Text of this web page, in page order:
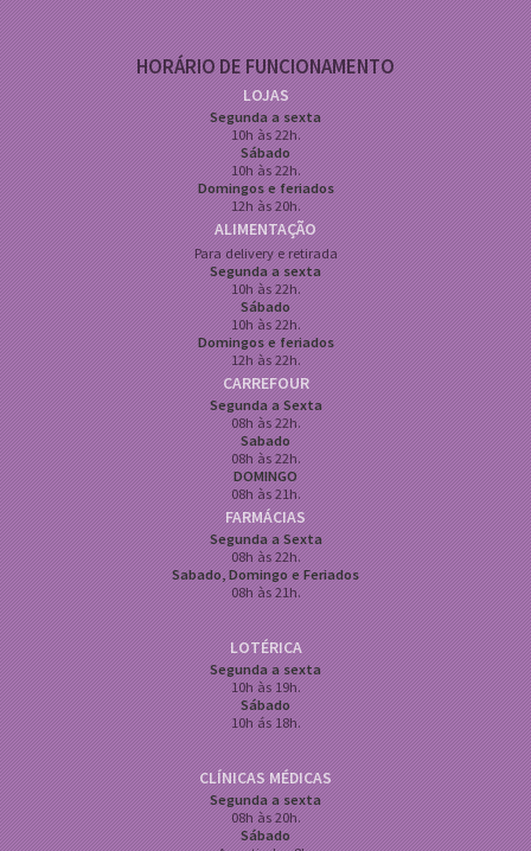
HORÁRIO DE FUNCIONAMENTO
LOJAS
Segunda a sexta
10h às 22h.
Sábado
10h às 22h.
Domingos e feriados
12h às 20h.
ALIMENTAÇÃO
Para delivery e retirada
Segunda a sexta
10h às 22h.
Sábado
10h às 22h.
Domingos e feriados
12h às 22h.
CARREFOUR
Segunda a Sexta
08h às 22h.
Sabado
08h às 22h.
DOMINGO
08h às 21h.
FARMÁCIAS
Segunda a Sexta
08h às 22h.
Sabado, Domingo e Feriados
08h às 21h.
LOTÉRICA
Segunda a sexta
10h às 19h.
Sábado
10h ás 18h.
CLÍNICAS MÉDICAS
Segunda a sexta
08h às 20h.
Sábado